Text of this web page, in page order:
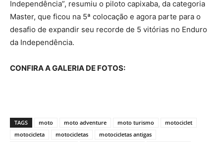
Independência”, resumiu o piloto capixaba, da categoria
Master, que ficou na 5ª colocação e agora parte para o
desafio de expandir seu recorde de 5 vitórias no Enduro
da Independência.
CONFIRA A GALERIA DE FOTOS:
TAGS moto moto adventure moto turismo
motociclet
motocicleta
motocicletas
motocicletas antigas